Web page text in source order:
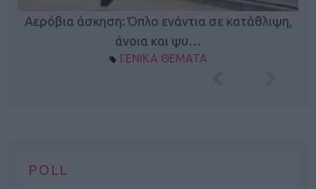
Αερόβια άσκηση: Όπλο ενάντια σε κατάθλιψη,
άνοια και ψυ…
ΓΕΝΙΚΑ ΘΕΜΑΤΑ
POLL